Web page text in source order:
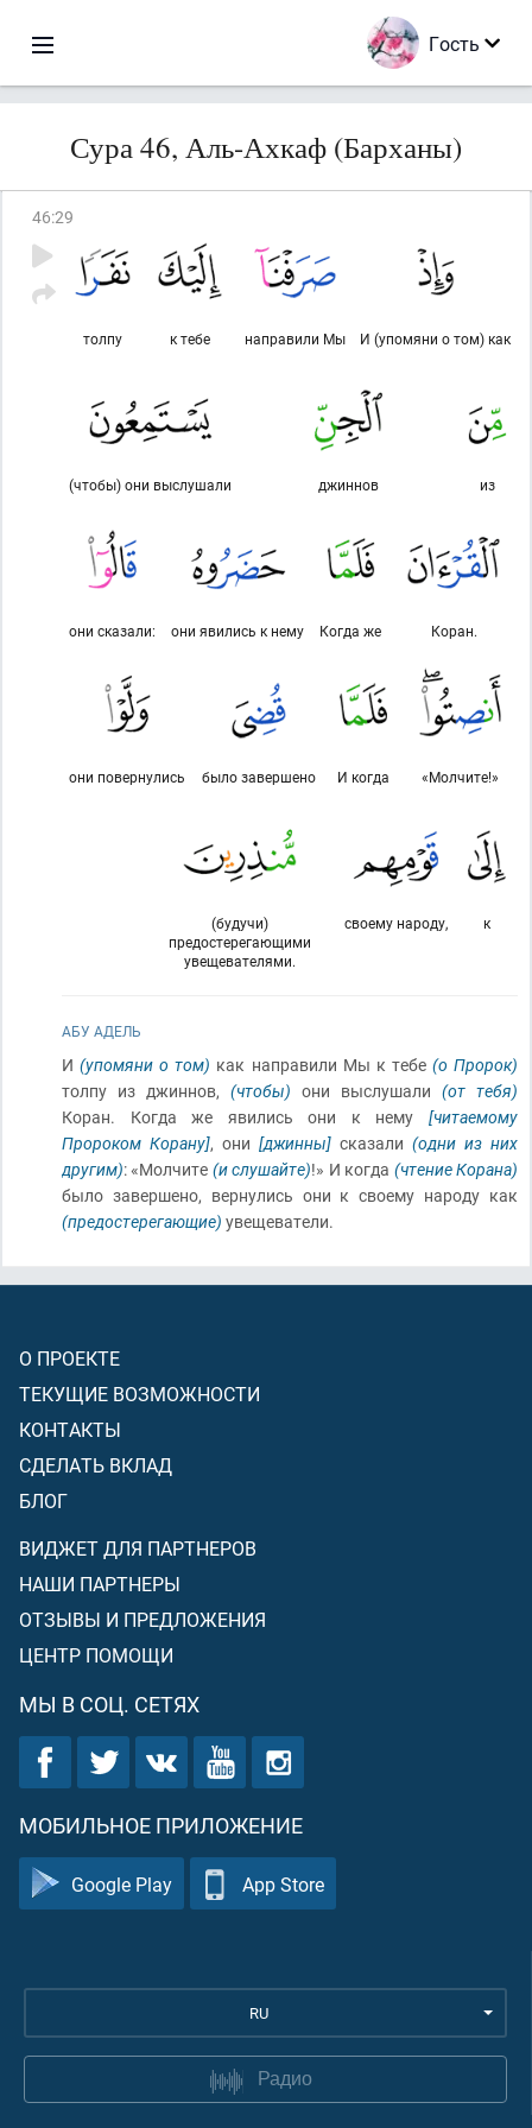
Гость
Сура 46, Аль-Ахкаф (Барханы)
46:29
И (упомяни о том) как
направили Мы
к тебе
толпу
из
джиннов
(чтобы) они выслушали
Коран.
Когда же
они явились к нему
они сказали:
«Молчите!»
И когда
было завершено
они повернулись
к
своему народу,
(будучи)
предостерегающими
увещевателями.
АБУ АДЕЛЬ
И(упомяни о том) как направили Мы к тебе (о Пророк)
толпу из джиннов, (чтобы) они выслушали (от тебя)
Коран. Когда же явились они к нему [читаемому
Пророком Корану], они [джинны] сказали (одни из них
другим): «Молчите (и слушайте)!» И когда (чтение Корана)
было завершено, вернулись они к своему народу как
(предостерегающие) увещеватели.
О ПРОЕКТЕ
ТЕКУЩИЕ ВОЗМОЖНОСТИ
КОНТАКТЫ
СДЕЛАТЬ ВКЛАД
БЛОГ
ВИДЖЕТ ДЛЯ ПАРТНЕРОВ
НАШИ ПАРТНЕРЫ
ОТЗЫВЫ И ПРЕДЛОЖЕНИЯ
ЦЕНТР ПОМОЩИ
МЫ В СОЦ. СЕТЯХ
МОБИЛЬНОЕ ПРИЛОЖЕНИЕ
Google Play App Store
RU
Радио